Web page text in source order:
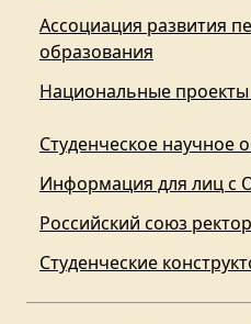
Ассоциация развития
образования
Национальные проекты
Студенческое научное
Информация для лиц с
Российский союз
Студенческие